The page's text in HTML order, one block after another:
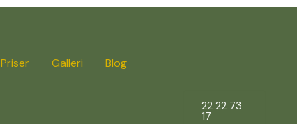
Priser Galleri Blog
22 22 73
17